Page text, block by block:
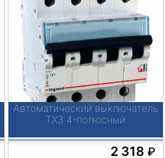
Автоматический выключатель
TX3 4-полюсный
2 318 ₽